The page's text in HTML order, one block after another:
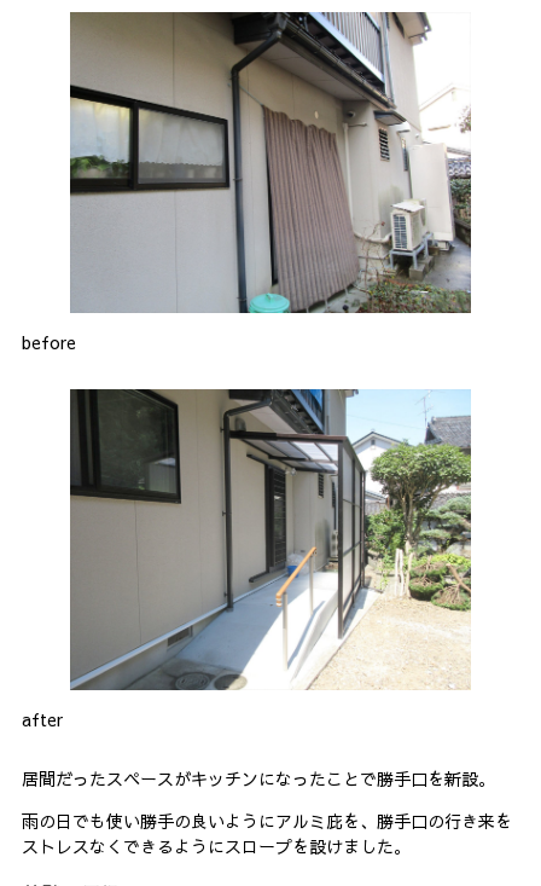
before
after
居間だったスペースがキッチンになったことで勝手口を新設。
雨の日でも使い勝手の良いようにアルミ庇を、勝手口の行き来を
ストレスなくできるようにスロープを設けました。